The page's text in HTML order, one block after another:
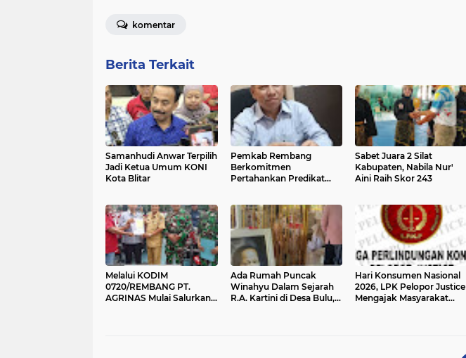
komentar
Berita Terkait
Samanhudi Anwar Terpilih
Jadi Ketua Umum KONI
Kota Blitar
Pemkab Rembang
Berkomitmen
Pertahankan Predikat
Sabet Juara 2 Silat
Kabupaten, Nabila Nur'
Aini Raih Skor 243
Melalui KODIM
0720/REMBANG PT.
AGRINAS Mulai Salurkan
Ada Rumah Puncak
Winahyu Dalam Sejarah
R.A. Kartini di Desa Bulu,
Hari Konsumen Nasional
2026, LPK Pelopor Justice
Mengajak Masyarakat